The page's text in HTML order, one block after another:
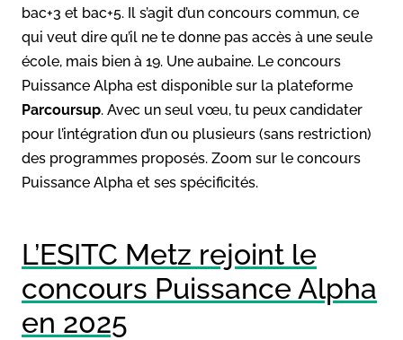
bac+3 et bac+5. Il s’agit d’un concours commun, ce
qui veut dire qu’il ne te donne pas accès à une seule
école, mais bien à 19. Une aubaine. Le concours
Puissance Alpha est disponible sur la plateforme
Parcoursup. Avec un seul vœu, tu peux candidater
pour l’intégration d’un ou plusieurs (sans restriction)
des programmes proposés. Zoom sur le concours
Puissance Alpha et ses spécificités.
L’ESITC Metz rejoint le
concours Puissance Alpha
en 2025